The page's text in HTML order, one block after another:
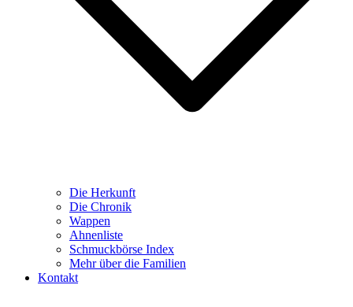
Die Herkunft
Die Chronik
Wappen
Ahnenliste
Schmuckbörse Index
Mehr über die Familien
Kontakt